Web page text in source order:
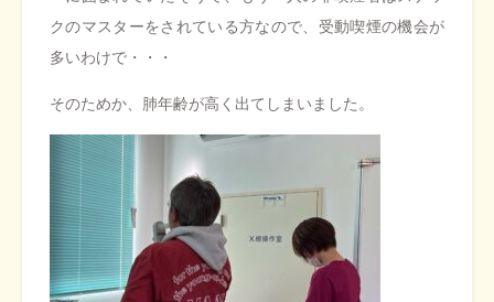
クのマスターをされている方なので、受動喫煙の機会が
多いわけで・・・
そのためか、肺年齢が高く出てしまいました。